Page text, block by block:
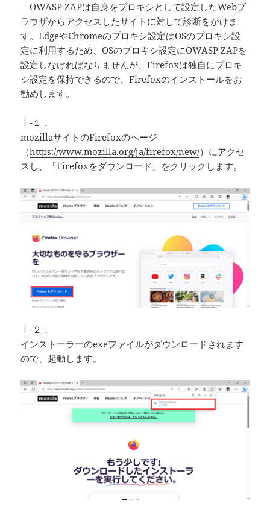
OWASP ZAPは自身をプロキシとして設定したWebブ
ラウザからアクセスしたサイトに対して診断をかけま
す。EdgeやChromeのプロキシ設定はOSのプロキシ設
定に利用するため、OSのプロキシ設定にOWASP ZAPを
設定しなければなりませんが、Firefoxは独自にプロキ
シ設定を保持できるので、Firefoxのインストールをお
勧めします。
Ⅰ-１．
mozillaサイトのFirefoxのページ
（https://www.mozilla.org/ja/firefox/new/）にアクセ
スし、「Firefoxをダウンロード」をクリックします。
Ⅰ-２．
インストーラーのexeファイルがダウンロードされます
ので、起動します。